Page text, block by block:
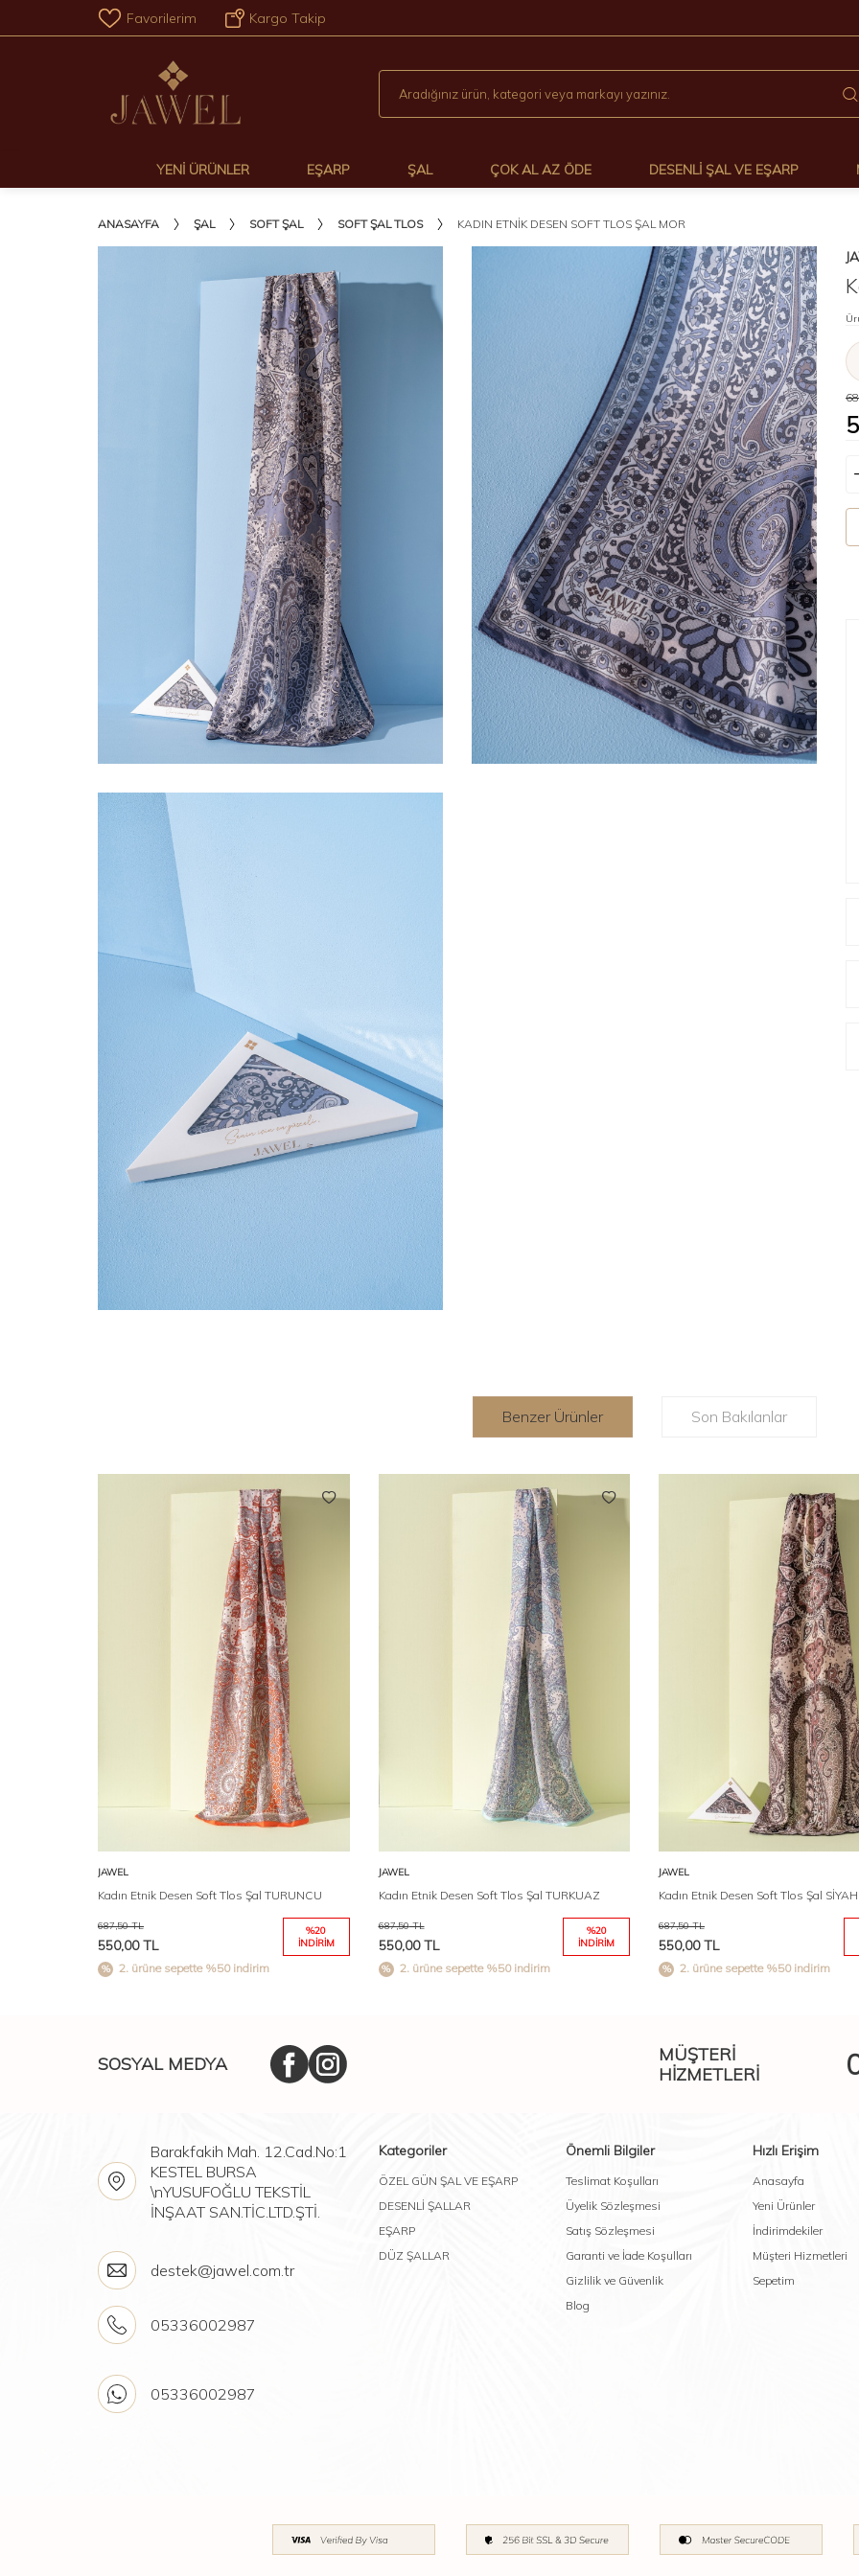
Favorilerim Kargo Takip
YENI ÜRÜNLER EŞARP ŞAL ÇOK AL AZ ÖDE DESENLI ŞAL VE EŞARP
ANASAYFA ŞAL SOFT ŞAL SOFT ŞAL TLOS KADIN ETNIK DESEN SOFT TLOS ŞAL MOR
Benzer Ürünler Son Bakılanlar
JAWEL
Kadın Etnik Desen Soft Tlos Şal TURUNCU
687,50TL
550,00TL
%20
İNDIRIM
2. ürüne sepette %50 indirim
JAWEL
Kadın Etnik Desen Soft Tlos Şal TURKUAZ
687,50TL
550,00TL
%20
İNDIRIM
2. ürüne sepette %50 indirim
JAWEL
Kadın Etnik Desen Soft Tlos Şal SİYAH
687,50TL
550,00TL
2. ürüne sepette %50 indirim
SOSYAL MEDYA
MÜŞTERI
HIZMETLERI
Barakfakih Mah. 12.Cad.No:1
KESTEL BURSA
\nYUSUFOĞLU TEKSTİL
İNŞAAT SAN.TİC.LTD.ŞTİ.
destek@jawel.com.tr
05336002987
05336002987
Kategoriler
ÖZEL GÜN ŞAL VE EŞARP
DESENLİ ŞALLAR
EŞARP
DÜZ ŞALLAR
Önemli Bilgiler
Teslimat Koşulları
Üyelik Sözleşmesi
Satış Sözleşmesi
Garanti ve İade Koşulları
Gizlilik ve Güvenlik
Blog
Hızlı Erişim
Anasayfa
Yeni Ürünler
İndirimdekiler
Müşteri Hizmetleri
Sepetim